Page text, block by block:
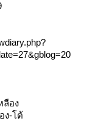
ลือง
ง-โต้